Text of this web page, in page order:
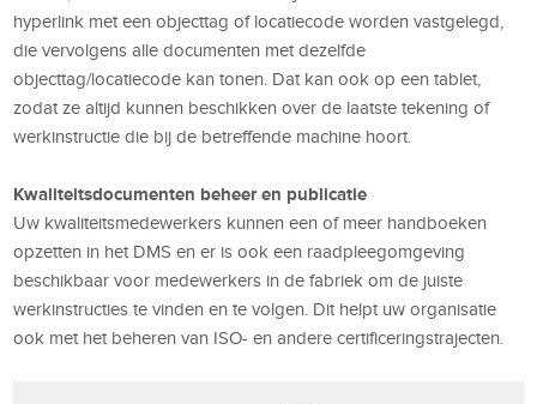
hyperlink met een objecttag of locatiecode worden vastgelegd,
die vervolgens alle documenten met dezelfde
objecttag/locatiecode kan tonen. Dat kan ook op een tablet,
zodat ze altijd kunnen beschikken over de laatste tekening of
werkinstructie die bij de betreffende machine hoort.
Kwaliteitsdocumenten beheer en publicatie
Uw kwaliteitsmedewerkers kunnen een of meer handboeken
opzetten in het DMS en er is ook een raadpleegomgeving
beschikbaar voor medewerkers in de fabriek om de juiste
werkinstructies te vinden en te volgen. Dit helpt uw organisatie
ook met het beheren van ISO- en andere certificeringstrajecten.